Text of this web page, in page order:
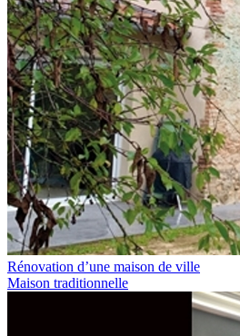
Rénovation d’une maison de ville
Maison traditionnelle